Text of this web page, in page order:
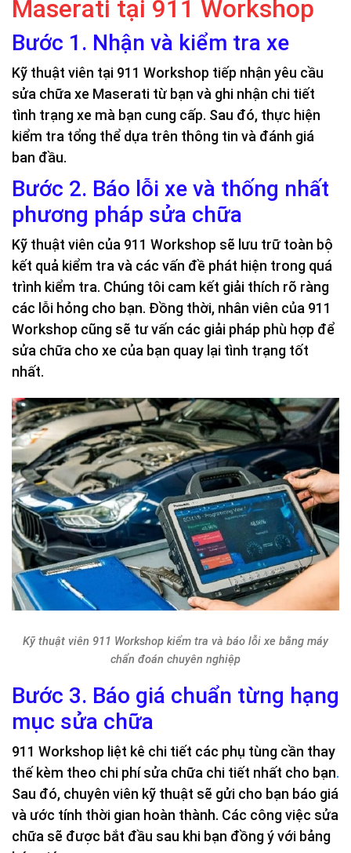
Maserati tại 911 Workshop
Bước 1. Nhận và kiểm tra xe
Kỹ thuật viên tại 911 Workshop tiếp nhận yêu cầu
sửa chữa xe Maserati từ bạn và ghi nhận chi tiết
tình trạng xe mà bạn cung cấp. Sau đó, thực hiện
kiểm tra tổng thể dựa trên thông tin và đánh giá
ban đầu.
Bước 2. Báo lỗi xe và thống nhất
phương pháp sửa chữa
Kỹ thuật viên của 911 Workshop sẽ lưu trữ toàn bộ
kết quả kiểm tra và các vấn đề phát hiện trong quá
trình kiểm tra. Chúng tôi cam kết giải thích rõ ràng
các lỗi hỏng cho bạn. Đồng thời, nhân viên của 911
Workshop cũng sẽ tư vấn các giải pháp phù hợp để
sửa chữa cho xe của bạn quay lại tình trạng tốt
nhất.
Kỹ thuật viên 911 Workshop kiểm tra và báo lỗi xe bằng máy
chẩn đoán chuyên nghiệp
Bước 3. Báo giá chuẩn từng hạng
mục sửa chữa
911 Workshop liệt kê chi tiết các phụ tùng cần thay
thế kèm theo chi phí sửa chữa chi tiết nhất cho bạn.
Sau đó, chuyên viên kỹ thuật sẽ gửi cho bạn báo giá
và ước tính thời gian hoàn thành. Các công việc sửa
chữa sẽ được bắt đầu sau khi bạn đồng ý với bảng